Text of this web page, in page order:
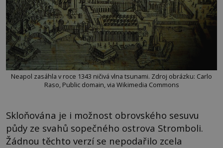
Neapol zasáhla v roce 1343 ničivá vlna tsunami. Zdroj obrázku: Carlo
Raso, Public domain, via Wikimedia Commons
Skloňována je i možnost obrovského sesuvu
půdy ze svahů sopečného ostrova Stromboli.
Žádnou těchto verzí se nepodařilo zcela